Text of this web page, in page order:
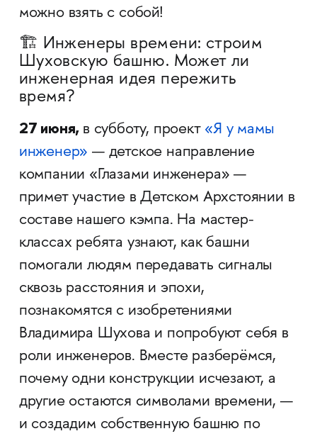
можно взять с собой!
🏗️ Инженеры времени: строим
Шуховскую башню. Может ли
инженерная идея пережить
время?
27 июня, в субботу, проект «Я у мамы
инженер» — детское направление
компании «Глазами инженера» —
примет участие в Детском Архстоянии в
составе нашего кэмпа. На мастер-
классах ребята узнают, как башни
помогали людям передавать сигналы
сквозь расстояния и эпохи,
познакомятся с изобретениями
Владимира Шухова и попробуют себя в
роли инженеров. Вместе разберёмся,
почему одни конструкции исчезают, а
другие остаются символами времени, —
и создадим собственную башню по